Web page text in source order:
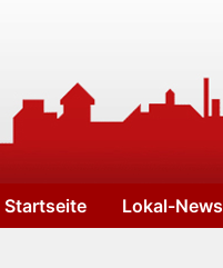
Startseite Lokal-News